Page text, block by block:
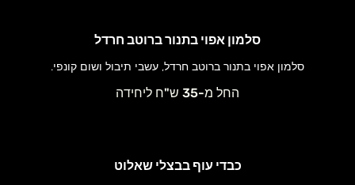
סלמון אפוי בתנור ברוטב חרדל
סלמון אפוי בתנור ברוטב חרדל, עשבי תיבול ושום קונפי.
החל מ-35 ש"ח ליחידה
כבדי עוף בבצלי שאלוט